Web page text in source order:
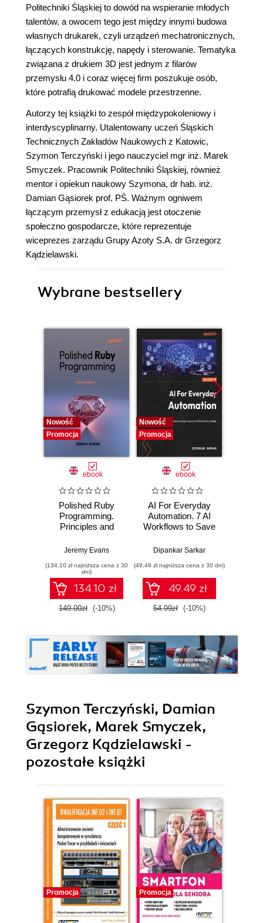
Politechniki Śląskiej to dowód na wspieranie młodych
talentów, a owocem tego jest między innymi budowa
własnych drukarek, czyli urządzeń mechatronicznych,
łączących konstrukcję, napędy i sterowanie. Tematyka
związana z drukiem 3D jest jednym z filarów
przemysłu 4.0 i coraz więcej firm poszukuje osób,
które potrafią drukować modele przestrzenne.
Autorzy tej książki to zespół międzypokoleniowy i
interdyscyplinarny. Utalentowany uczeń Śląskich
Technicznych Zakładów Naukowych z Katowic,
Szymon Terczyński i jego nauczyciel mgr inż. Marek
Smyczek. Pracownik Politechniki Śląskiej, również
mentor i opiekun naukowy Szymona, dr hab. inż.
Damian Gąsiorek prof. PŚ. Ważnym ogniwem
łączącym przemysł z edukacją jest otoczenie
społeczno gospodarcze, które reprezentuje
wiceprezes zarządu Grupy Azoty S.A. dr Grzegorz
Kądzielawski.
Wybrane bestsellery
Nowość
Promocja
ebook
Polished Ruby
Programming.
Principles and
building scalable,
performant
software - Second
Edition
Jeremy Evans
(134,10 zł najniższa cena z 30
dni)
134.10 zł
149.00zł (-10%)
Nowość
Promocja
ebook
AI For Everyday
Automation. 7 AI
Workflows to Save
Every Week
Dipankar Sarkar
(49,49 zł najniższa cena z 30 dni)
49.49 zł
54.99zł (-10%)
Szymon Terczyński, Damian
Gąsiorek, Marek Smyczek,
Grzegorz Kądzielawski -
pozostałe książki
Promocja Promocja